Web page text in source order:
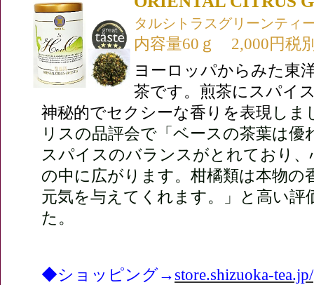
タルシトラスグリーンティ
内容量60ｇ 2,000円税
ヨーロッパからみた東
茶です。煎茶にスパイ
神秘的でセクシーな香りを表現 しま
リスの品評会で「ベースの茶葉は優
スパイスのバランスがとれており
の中に広がります。柑橘類は本物の
元気を与えてくれます。」と高い評
た。
◆ショッピング→ store.shizuoka-tea.jp/